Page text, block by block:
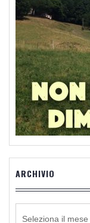
ARCHIVIO